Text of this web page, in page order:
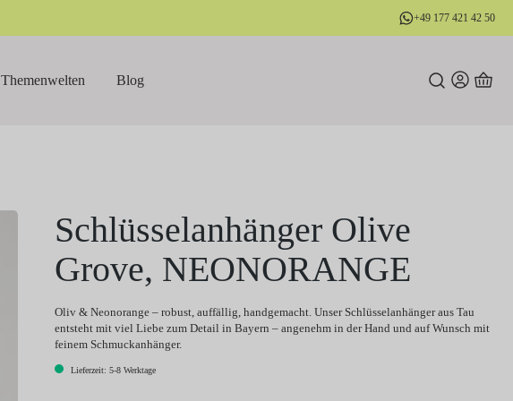
+49 177 421 42 50
Themenwelten Blog
Schlüsselanhänger Olive
Grove, NEONORANGE
Oliv & Neonorange – robust, auffällig, handgemacht. Unser Schlüsselanhänger aus Tau
entsteht mit viel Liebe zum Detail in Bayern – angenehm in der Hand und auf Wunsch mit
feinem Schmuckanhänger.
Lieferzeit: 5-8 Werktage